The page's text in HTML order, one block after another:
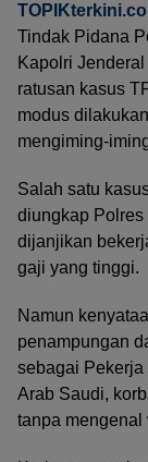
Tindak Pidana
Kapolri
ratusan kasus
modus
mengiming-
Salah satu
diungkap Polres
dijanjikan
gaji yang tinggi.
Namun
penampungan
sebagai Pekerja
Arab Saudi,
tanpa mengenal